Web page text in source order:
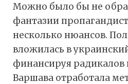
Можно было бы не
фантазии
несколько нюансов.
вложилась в
финансируя радикалов
Варшава отработала